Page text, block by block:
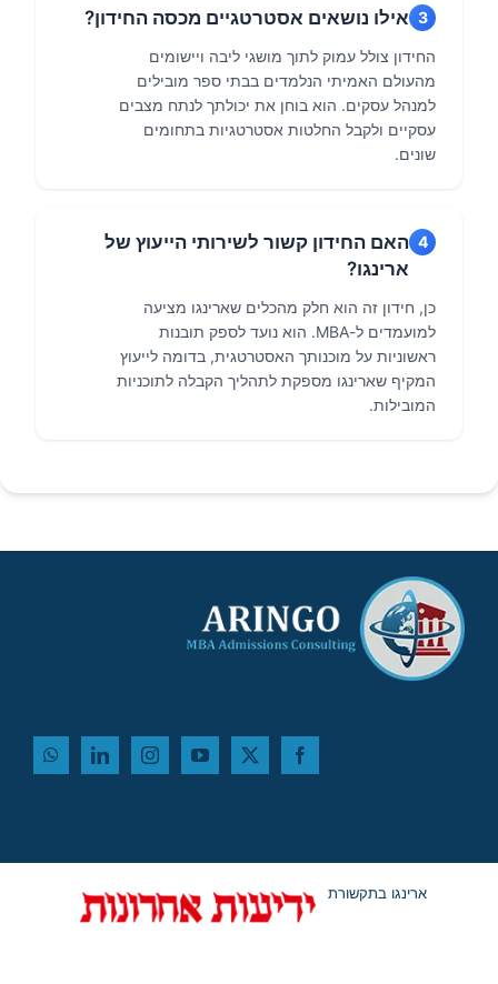
3 אילו נושאים אסטרטגיים מכסה החידון?
החידון צולל עמוק לתוך מושגי ליבה ויישומים
מהעולם האמיתי הנלמדים בבתי ספר מובילים
למנהל עסקים. הוא בוחן את יכולתך לנתח מצבים
עסקיים ולקבל החלטות אסטרטגיות בתחומים
שונים.
4 האם החידון קשור לשירותי הייעוץ של
ארינגו?
כן, חידון זה הוא חלק מהכלים שארינגו מציעה
למועמדים ל-MBA. הוא נועד לספק תובנות
ראשוניות על מוכנותך האסטרטגית, בדומה לייעוץ
המקיף שארינגו מספקת לתהליך הקבלה לתוכניות
המובילות.
ארינגו בתקשורת